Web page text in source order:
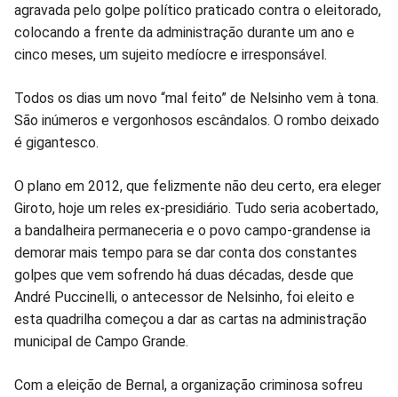
agravada pelo golpe político praticado contra o eleitorado,
colocando a frente da administração durante um ano e
cinco meses, um sujeito medíocre e irresponsável.
Todos os dias um novo “mal feito” de Nelsinho vem à tona.
São inúmeros e vergonhosos escândalos. O rombo deixado
é gigantesco.
O plano em 2012, que felizmente não deu certo, era eleger
Giroto, hoje um reles ex-presidiário. Tudo seria acobertado,
a bandalheira permaneceria e o povo campo-grandense ia
demorar mais tempo para se dar conta dos constantes
golpes que vem sofrendo há duas décadas, desde que
André Puccinelli, o antecessor de Nelsinho, foi eleito e
esta quadrilha começou a dar as cartas na administração
municipal de Campo Grande.
Com a eleição de Bernal, a organização criminosa sofreu